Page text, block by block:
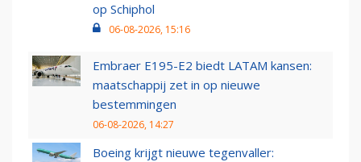
op Schiphol
06-08-2026, 15:16
Embraer E195-E2 biedt LATAM kansen:
maatschappij zet in op nieuwe
bestemmingen
06-08-2026, 14:27
Boeing krijgt nieuwe tegenvaller: